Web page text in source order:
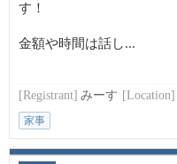
す！
金額や時間は話し...
[Registrant] みーす [Location]
家事